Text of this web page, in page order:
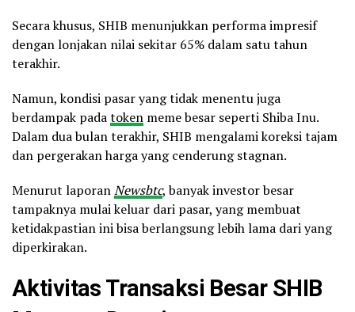
Secara khusus, SHIB menunjukkan performa impresif
dengan lonjakan nilai sekitar 65% dalam satu tahun
terakhir.
Namun, kondisi pasar yang tidak menentu juga
berdampak padatoken meme besar seperti Shiba Inu.
Dalam dua bulan terakhir, SHIB mengalami koreksi tajam
dan pergerakan harga yang cenderung stagnan.
Menurut laporanNewsbtc, banyak investor besar
tampaknya mulai keluar dari pasar, yang membuat
ketidakpastian ini bisa berlangsung lebih lama dari yang
diperkirakan.
Aktivitas Transaksi Besar SHIB